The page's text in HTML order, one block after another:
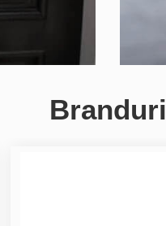
Branduri